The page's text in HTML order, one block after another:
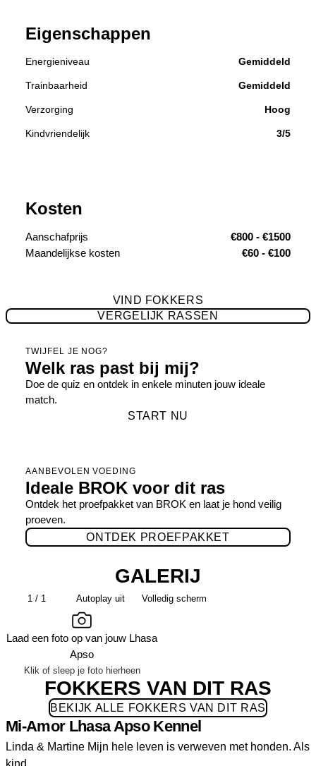
Eigenschappen
Energieniveau Gemiddeld
Trainbaarheid Gemiddeld
Verzorging Hoog
Kindvriendelijk 3/5
Kosten
Aanschafprijs
€800 - €1500
Maandelijkse kosten
€60 - €100
VIND FOKKERS
VERGELIJK RASSEN
TWIJFEL JE NOG?
Welk ras past bij mij?
Doe de quiz en ontdek in enkele minuten jouw ideale
match.
START NU
AANBEVOLEN VOEDING
Ideale BROK voor dit ras
Ontdek het proefpakket van BROK en laat je hond veilig
proeven.
ONTDEK PROEFPAKKET
GALERIJ
1 / 1 Autoplay uit Volledig scherm
Laad een foto op van jouw Lhasa
Apso
Klik of sleep je foto hierheen
FOKKERS VAN DIT RAS
BEKIJK ALLE FOKKERS VAN DIT RAS
Mi-Amor Lhasa Apso Kennel
Linda & Martine Mijn hele leven is verweven met honden. Als